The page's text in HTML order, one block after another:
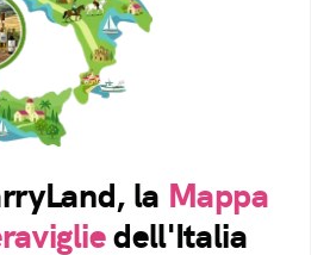
la Mappa
dell'Italia